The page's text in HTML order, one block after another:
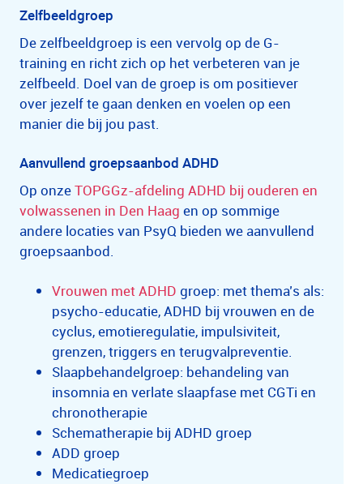
Zelfbeeldgroep
De zelfbeeldgroep is een vervolg op de G-
training en richt zich op het verbeteren van je
zelfbeeld. Doel van de groep is om positiever
over jezelf te gaan denken en voelen op een
manier die bij jou past.
Aanvullend groepsaanbod ADHD
Op onzeTOPGGz-afdeling ADHD bij ouderen en
volwassenen in Den Haag en op sommige
andere locaties van PsyQ bieden we aanvullend
groepsaanbod.
Vrouwen met ADHD groep: met thema’s als:
psycho-educatie, ADHD bij vrouwen en de
cyclus, emotieregulatie, impulsiviteit,
grenzen, triggers en terugvalpreventie.
Slaapbehandelgroep: behandeling van
insomnia en verlate slaapfase met CGTi en
chronotherapie
Schematherapie bij ADHD groep
ADD groep
Medicatiegroep